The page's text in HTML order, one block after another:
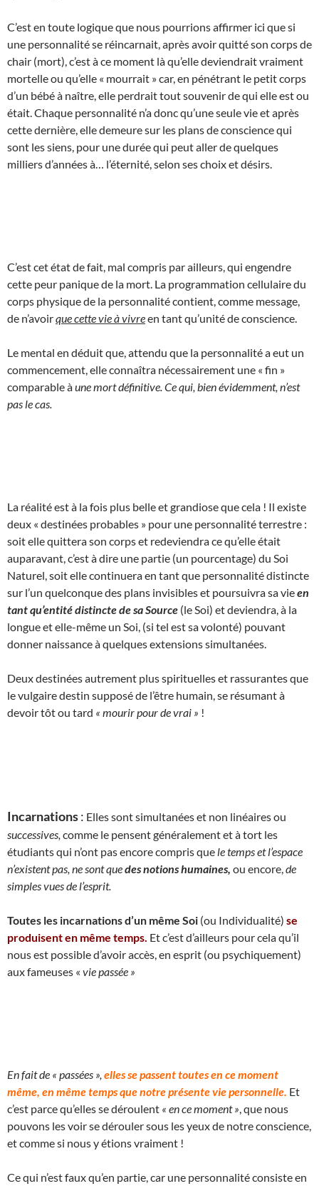
C’est en toute logique que nous pourrions affirmer ici que si
une personnalité se réincarnait, après avoir quitté son corps de
chair (mort), c’est à ce moment là qu’elle deviendrait vraiment
mortelle ou qu’elle « mourrait » car, en pénétrant le petit corps
d’un bébé à naître, elle perdrait tout souvenir de qui elle est ou
était. Chaque personnalité n’a donc qu’une seule vie et après
cette dernière, elle demeure sur les plans de conscience qui
sont les siens, pour une durée qui peut aller de quelques
milliers d’années à… l’éternité, selon ses choix et désirs.
C’est cet état de fait, mal compris par ailleurs, qui engendre
cette peur panique de la mort. La programmation cellulaire du
corps physique de la personnalité contient, comme message,
de n’avoirque cette vie à vivreen tant qu’unité de conscience.
Le mental en déduit que, attendu que la personnalité a eut un
commencement, elle connaîtra nécessairement une « fin »
comparable àune mort définitive. Ce qui, bien évidemment, n’est
pas le cas.
La réalité est à la fois plus belle et grandiose que cela ! Il existe
deux « destinées probables » pour une personnalité terrestre :
soit elle quittera son corps et redeviendra ce qu’elle était
auparavant, c’est à dire une partie (un pourcentage) du Soi
Naturel, soit elle continuera en tant que personnalité distincte
sur l’un quelconque des plans invisibles et poursuivra sa vieen
tant qu’entité distincte de sa Source (le Soi) et deviendra, à la
longue et elle-même un Soi, (si tel est sa volonté) pouvant
donner naissance à quelques extensions simultanées.
Deux destinées autrement plus spirituelles et rassurantes que
le vulgaire destin supposé de l’être humain, se résumant à
devoir tôt ou tard « mourir pour de vrai » !
Incarnations: Elles sont simultanées et non linéaires ou
successives, comme le pensent généralement et à tort les
étudiants qui n’ont pas encore compris que le temps et l’espace
n’existent pas, ne sont quedes notions humaines, ou encore, de
simples vues de l’esprit.
Toutes les incarnations d’un même Soi (ou Individualité) se
produisent en même temps. Et c’est d’ailleurs pour cela qu’il
nous est possible d’avoir accès, en esprit (ou psychiquement)
aux fameuses « vie passée »
En fait de « passées », elles se passent toutes en ce moment
même, en même temps que notre présente vie personnelle. Et
c’est parce qu’elles se déroulent « en ce moment » , que nous
pouvons les voir se dérouler sous les yeux de notre conscience,
et comme si nous y étions vraiment !
Ce qui n’est faux qu’en partie, car une personnalité consiste en